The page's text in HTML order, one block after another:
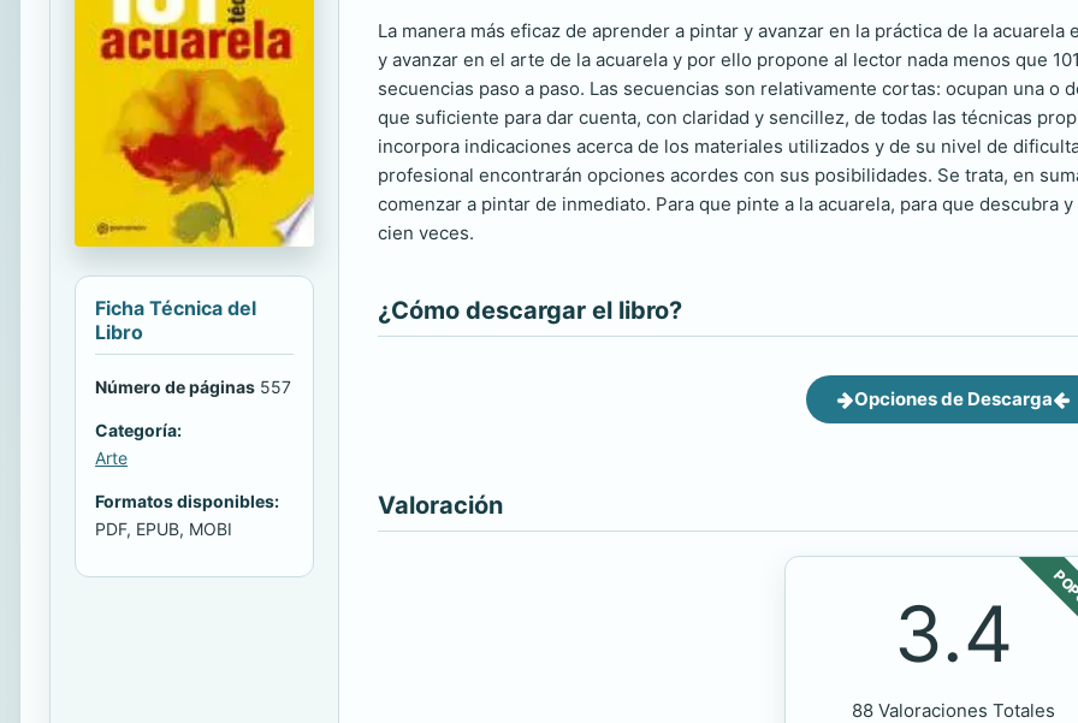
Ficha Técnica del
Libro
Número de páginas 557
Categoría:
Arte
Formatos disponibles:
PDF, EPUB, MOBI
La manera más eficaz de aprender a pintar y avanzar en la práctica de la
y avanzar en el arte de la acuarela y por ello propone al lector nada menos que
secuencias paso a paso. Las secuencias son relativamente cortas: ocupan una o
que suficiente para dar cuenta, con claridad y sencillez, de todas las técnicas
incorpora indicaciones acerca de los materiales utilizados y de su nivel de
profesional encontrarán opciones acordes con sus posibilidades. Se trata, en
comenzar a pintar de inmediato. Para que pinte a la acuarela, para que descubra
cien veces.
¿Cómo descargar el libro?
Opciones de Descarga
Valoración
3.4
88 Valoraciones Totales